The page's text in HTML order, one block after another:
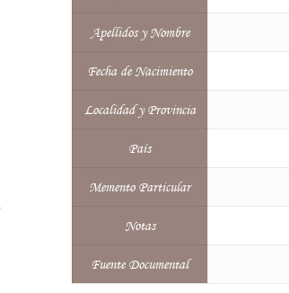
Apellidos y Nombre
Fecha de Nacimiento
Localidad y Provincia
País
Memento Particular
Notas
Fuente Documental